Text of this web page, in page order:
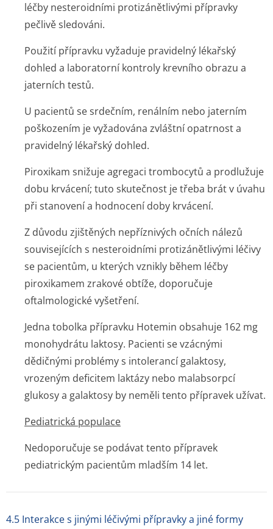
léčby nesteroidními protizánětlivými přípravky
pečlivě sledováni.
Použití přípravku vyžaduje pravidelný lékařský
dohled a laboratorní kontroly krevního obrazu a
jaterních testů.
U pacientů se srdečním, renálním nebo jaterním
poškozením je vyžadována zvláštní opatrnost a
pravidelný lékařský dohled.
Piroxikam snižuje agregaci trombocytů a prodlužuje
dobu krvácení; tuto skutečnost je třeba brát v úvahu
při stanovení a hodnocení doby krvácení.
Z důvodu zjištěných nepříznivých očních nálezů
souvisejících s nesteroidními protizánětlivými léčivy
se pacientům, u kterých vznikly během léčby
piroxikamem zrakové obtíže, doporučuje
oftalmologické vyšetření.
Jedna tobolka přípravku Hotemin obsahuje 162 mg
monohydrátu laktosy. Pacienti se vzácnými
dědičnými problémy s intolerancí galaktosy,
vrozeným deficitem laktázy nebo malabsorpcí
glukosy a galaktosy by neměli tento přípravek užívat.
Pediatrická populace
Nedoporučuje se podávat tento přípravek
pediatrickým pacientům mladším 14 let.
4.5 Interakce s jinými léčivými přípravky a jiné formy